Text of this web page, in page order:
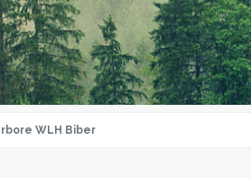
WLH Biber